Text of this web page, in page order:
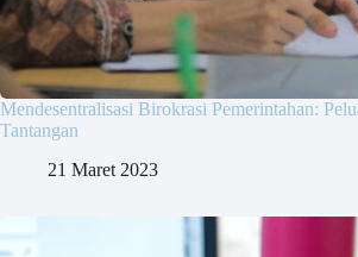
Mendesentralisasi Birokrasi Pemerintahan:
Tantangan
21 Maret 2023